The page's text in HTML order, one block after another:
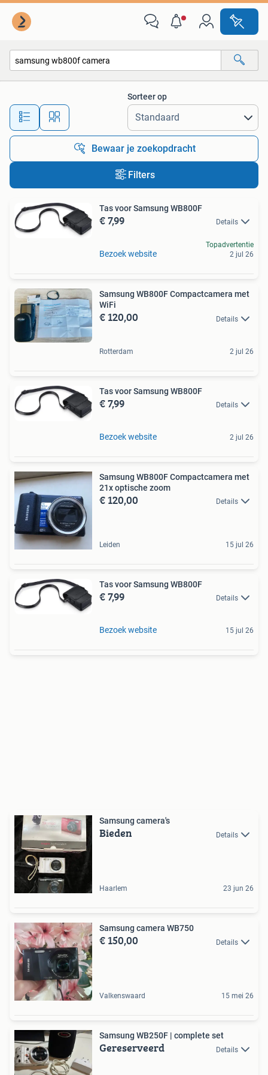
Alle afstanden…
Sorteer op
Bewaar je zoekopdracht
Filters
Tas voor Samsung WB800F
€ 7,99 Details
Bezoek website
Topadvertentie
2 jul 26
Samsung WB800F Compactcamera met
WiFi
€ 120,00 Details
Rotterdam 2 jul 26
Tas voor Samsung WB800F
€ 7,99 Details
Bezoek website 2 jul 26
Samsung WB800F Compactcamera met
21x optische zoom
€ 120,00 Details
Leiden 15 jul 26
Tas voor Samsung WB800F
€ 7,99 Details
Bezoek website 15 jul 26
Samsung camera's
Bieden Details
Haarlem 23 jun 26
Samsung camera WB750
€ 150,00 Details
Valkenswaard 15 mei 26
Samsung WB250F | complete set
Gereserveerd Details